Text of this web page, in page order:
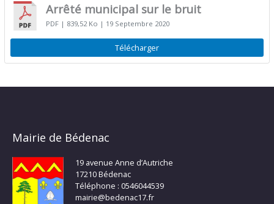
Arrêté municipal sur le bruit
PDF | 839,52 Ko | 19 Septembre 2020
Télécharger
Mairie de Bédenac
19 avenue Anne d’Autriche
17210 Bédenac
Téléphone : 0546044539
mairie@bedenac17.fr